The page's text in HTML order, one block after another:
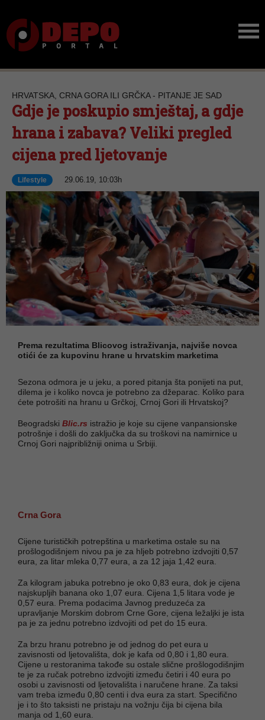
HRVATSKA, CRNA GORA ILI GRČKA - PITANJE JE SAD
Gdje je poskupio smještaj, a gdje
hrana i zabava? Veliki pregled
cijena pred ljetovanje
Lifestyle 29.06.19, 10:03h
Prema rezultatima Blicovog istraživanja, najviše novca
otići će za kupovinu hrane u hrvatskim marketima
Sezona odmora je u jeku, a pored pitanja šta ponijeti na put,
dilema je i koliko novca je potrebno za džeparac. Koliko para
ćete potrošiti na hranu u Grčkoj, Crnoj Gori ili Hrvatskoj?
Beogradski Blic.rs istražio je koje su cijene vanpansionske
potrošnje i došli do zaključka da su troškovi na namirnice u
Crnoj Gori najpribližniji onima u Srbiji.
Crna Gora
Cijene turističkih potrepština u marketima ostale su na
prošlogodišnjem nivou pa je za hljeb potrebno izdvojiti 0,57
eura, za litar mleka 0,77 eura, a za 12 jaja 1,42 eura.
Za kilogram jabuka potrebno je oko 0,83 eura, dok je cijena
najskupljih banana oko 1,07 eura. Cijena 1,5 litara vode je
0,57 eura. Prema podacima Javnog preduzeća za
upravljanje Morskim dobrom Crne Gore, cijena ležaljki je ista
pa je za jednu potrebno izdvojiti od pet do 15 eura.
Za brzu hranu potrebno je od jednog do pet eura u
zavisnosti od ljetovališta, dok je kafa od 0,80 i 1,80 eura.
Cijene u restoranima takođe su ostale slične prošlogodišnjim
te je za ručak potrebno izdvojiti između četiri i 40 eura po
osobi u zavisnosti od ljetovališta i naručene hrane. Za taksi
vam treba između 0,80 centi i dva eura za start. Specifično
je i to što taksisti ne pristaju na vožnju čija bi cijena bila
manja od 1,60 eura.